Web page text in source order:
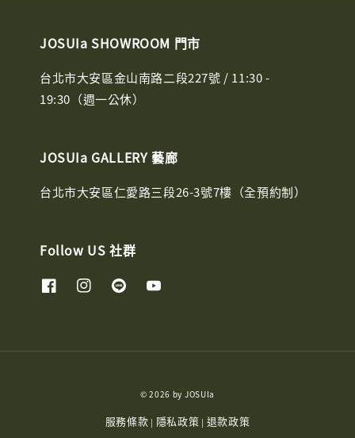
JOSUIa SHOWROOM 門市
台北市大安區金山南路二段227號 / 11:30 -
19:30（週一公休）
JOSUIa GALLERY 藝廊
台北市大安區仁愛路三段26-3號7樓（全預約制）
Follow US 社群
© 2026 by JOSUIa
服務條款 | 隱私政策 | 退款政策